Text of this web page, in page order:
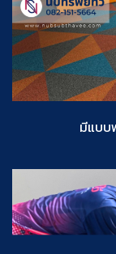
มีแบบ